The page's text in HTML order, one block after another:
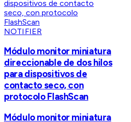
NOTIFIER
Módulo monitor miniatura
direccionable de dos hilos
para dispositivos de
contacto seco, con
protocolo FlashScan
Módulo monitor miniatura